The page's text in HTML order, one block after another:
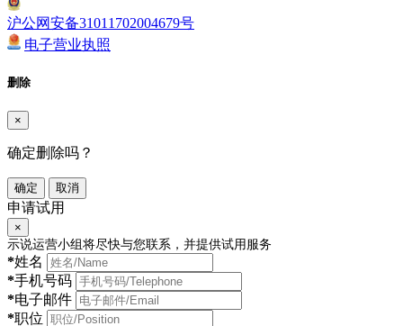
沪公网安备31011702004679号
电子营业执照
删除
×
确定删除吗？
确定 取消
申请试用
×
示说运营小组将尽快与您联系，并提供试用服务
*姓名
*手机号码
*电子邮件
*职位